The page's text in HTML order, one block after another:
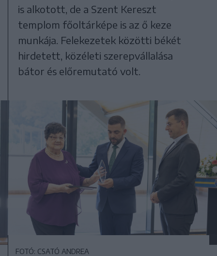
is alkotott, de a Szent Kereszt
templom főoltárképe is az ő keze
munkája. Felekezetek közötti békét
hirdetett, közéleti szerepvállalása
bátor és előremutató volt.
FOTÓ: CSATÓ ANDREA